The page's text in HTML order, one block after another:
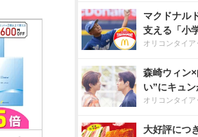
マクドナル
支える「小
オリコンタイア
森崎ウィン
い”にキュン
オリコンタイア
大好評につ